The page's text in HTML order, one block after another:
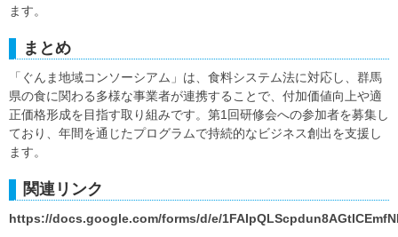
ます。
まとめ
「ぐんま地域コンソーシアム」は、食料システム法に対応し、群馬
県の食に関わる多様な事業者が連携することで、付加価値向上や適
正価格形成を目指す取り組みです。第1回研修会への参加者を募集し
ており、年間を通じたプログラムで持続的なビジネス創出を支援し
ます。
関連リンク
https://docs.google.com/forms/d/e/